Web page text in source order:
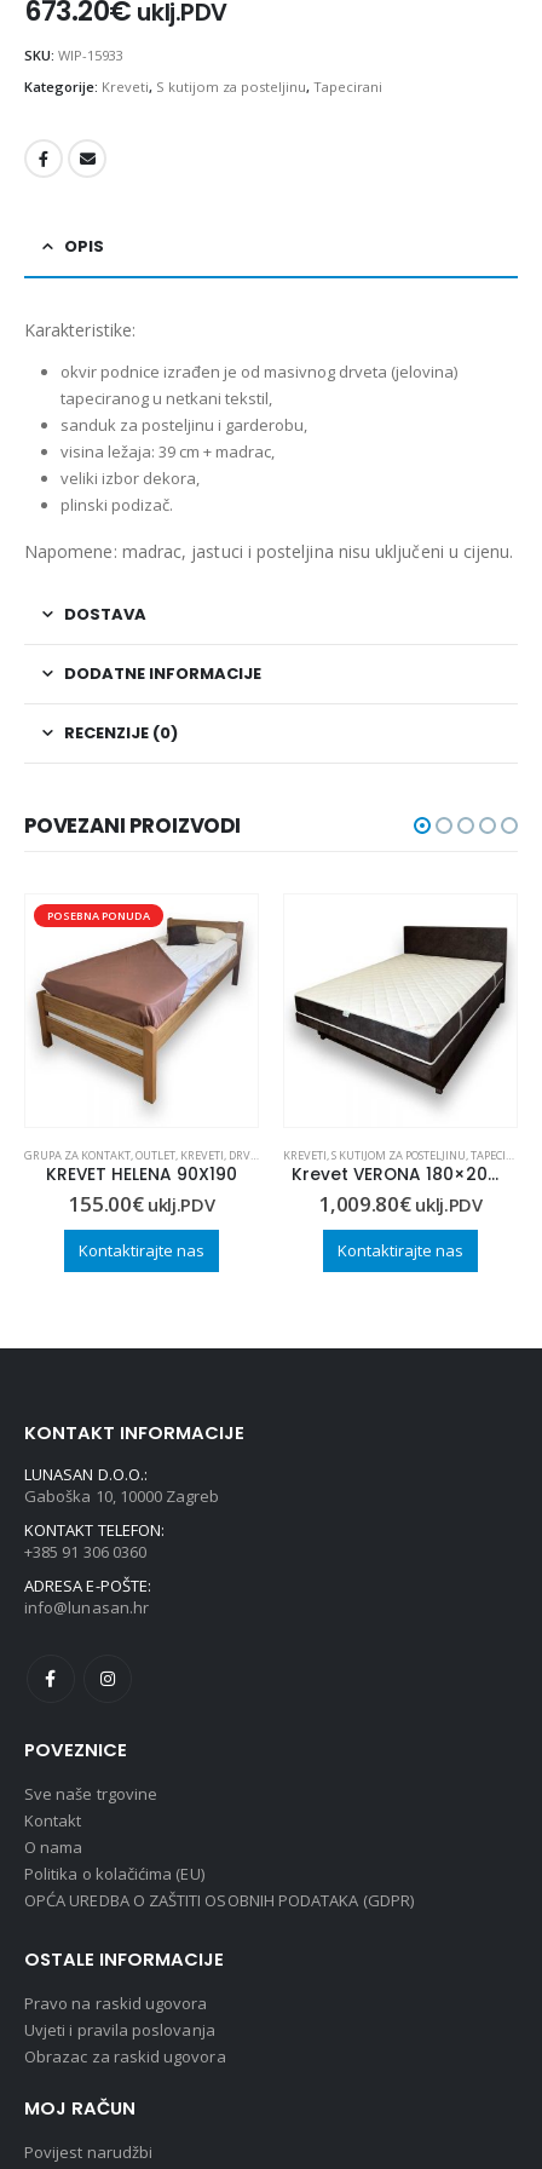
673.20€ uklj.PDV
SKU: WIP-15933
Kategorije: Kreveti, S kutijom za posteljinu, Tapecirani
OPIS
Karakteristike:
okvir podnice izrađen je od masivnog drveta (jelovina)
tapeciranog u netkani tekstil,
sanduk za posteljinu i garderobu,
visina ležaja: 39 cm + madrac,
veliki izbor dekora,
plinski podizač.
Napomene: madrac, jastuci i posteljina nisu uključeni u cijenu.
DOSTAVA
DODATNE INFORMACIJE
RECENZIJE (0)
POVEZANI PROIZVODI
KREVETI, OUTLET
POSEBNA PONUDA
GRUPA ZA KONTAKT,OUTLET, KREVETI, DRVENI KREVETI,DRVENI
KREVET HELENA 90X190
155.00€ uklj.PDV
Kontaktirajte nas
KREVETI,S KUTIJOM ZA POSTELJINU,TAPECIRANI
Krevet VERONA 180×200 (dekor 3)
1,009.80€ uklj.PDV
Kontaktirajte nas
KONTAKT INFORMACIJE
LUNASAN D.O.O.:
Gaboška 10, 10000 Zagreb
KONTAKT TELEFON:
+385 91 306 0360
ADRESA E-POŠTE:
info@lunasan.hr
POVEZNICE
Sve naše trgovine
Kontakt
O nama
Politika o kolačićima (EU)
OPĆA UREDBA O ZAŠTITI OSOBNIH PODATAKA (GDPR)
OSTALE INFORMACIJE
Pravo na raskid ugovora
Uvjeti i pravila poslovanja
Obrazac za raskid ugovora
MOJ RAČUN
Povijest narudžbi